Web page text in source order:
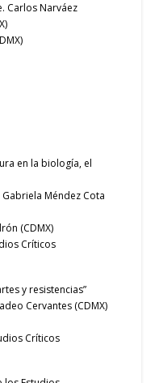
Carlos Narváez
en la biología, el
Méndez Cota
(CDMX)
Críticos
y resistencias”
Cervantes (CDMX)
Críticos